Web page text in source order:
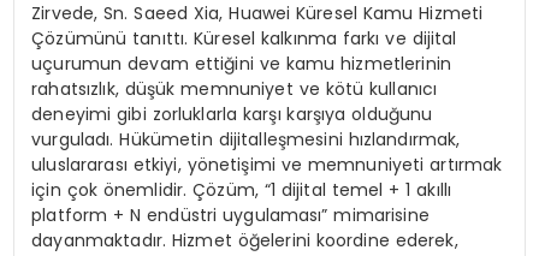
Zirvede, Sn. Saeed Xia, Huawei Küresel Kamu Hizmeti
Çözümünü tanıttı. Küresel kalkınma farkı ve dijital
uçurumun devam ettiğini ve kamu hizmetlerinin
rahatsızlık, düşük memnuniyet ve kötü kullanıcı
deneyimi gibi zorluklarla karşı karşıya olduğunu
vurguladı. Hükümetin dijitalleşmesini hızlandırmak,
uluslararası etkiyi, yönetişimi ve memnuniyeti artırmak
için çok önemlidir. Çözüm, “1 dijital temel + 1 akıllı
platform + N endüstri uygulaması” mimarisine
dayanmaktadır. Hizmet öğelerini koordine ederek,